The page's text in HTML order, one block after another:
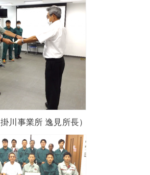
川事業所 逸見所長）